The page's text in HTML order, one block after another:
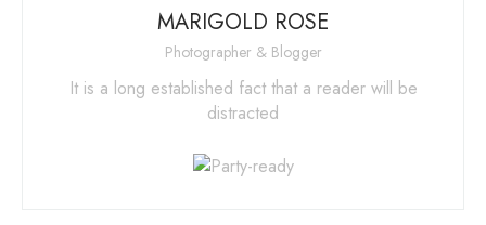
MARIGOLD ROSE
Photographer & Blogger
It is a long established fact that a reader will be
distracted